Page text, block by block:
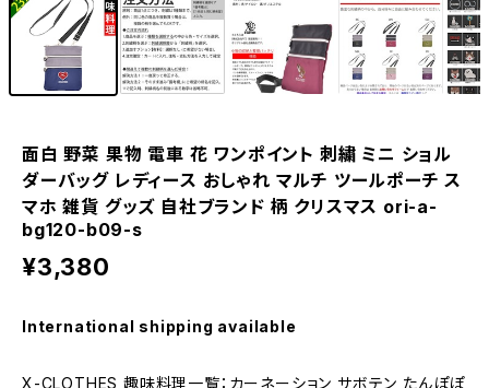
面白 野菜 果物 電車 花 ワンポイント 刺繍 ミニ ショル
ダーバッグ レディース おしゃれ マルチ ツールポーチ ス
マホ 雑貨 グッズ 自社ブランド 柄 クリスマス ori-a-
bg120-b09-s
¥3,380
International shipping available
X-CLOTHES 趣味料理一覧：カーネーション サボテン たんぽぽ